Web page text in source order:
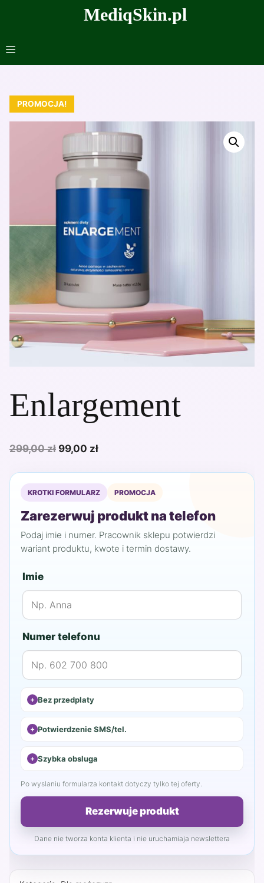
MediqSkin.pl
Menu
PROMOCJA!
Enlargement
299,00zł Pierwotna
299,00 zł.
99,00 złAktualna
99,00 zł.
KROTKI FORMULARZ PROMOCJA
Zarezerwuj produkt na telefon
Podaj imie i numer. Pracownik sklepu potwierdzi
wariant produktu, kwote i termin dostawy.
Imie
Numer telefonu
Bez przedplaty
Potwierdzenie SMS/tel.
Szybka obsluga
Po wyslaniu formularza kontakt dotyczy tylko tej oferty.
Rezerwuje produkt
Dane nie tworza konta klienta i nie uruchamiaja newslettera